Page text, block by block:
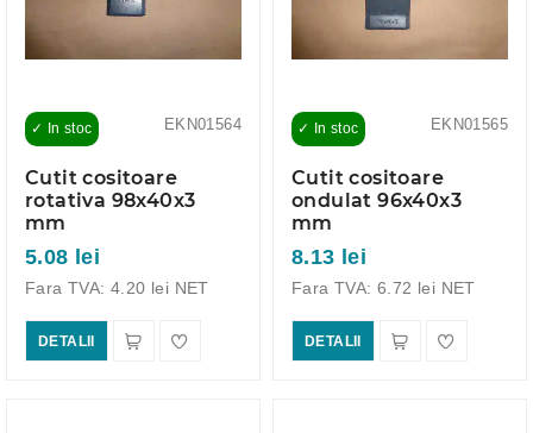
EKN01564
✓ In stoc
Cutit cositoare
rotativa 98x40x3
mm
5.08 lei
Fara TVA: 4.20 lei NET
DETALII
EKN01565
✓ In stoc
Cutit cositoare
ondulat 96x40x3
mm
8.13 lei
Fara TVA: 6.72 lei NET
DETALII